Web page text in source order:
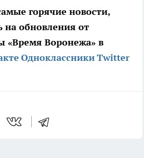
горячие новости,
на обновления от
«Время Воронежа» в
ОдноклассникиTwitter